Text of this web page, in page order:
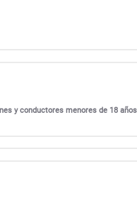
y conductores menores de 18